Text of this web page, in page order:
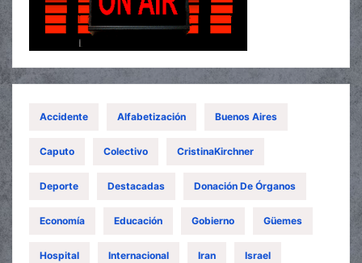
Accidente Alfabetización Buenos Aires
Caputo Colectivo CristinaKirchner
Deporte Destacadas Donación De Órganos
Economía Educación Gobierno Güemes
Hospital Internacional Iran Israel